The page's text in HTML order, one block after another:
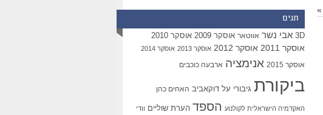
»
תגים
3D אבי נשר אווטאר אוסקר 2009 אוסקר 2010
אוסקר 2011 אוסקר 2012 אוסקר 2013 אוסקר 2014
אוסקר 2015 אנימציה ארבעה כוכבים
ביקורת גיבורי על דוקאביב האחים כהן
האקדמיה הישראלית לקולנוע הספד הערת שוליים וודי